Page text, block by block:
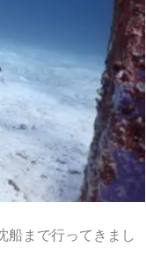
船まで行ってきまし